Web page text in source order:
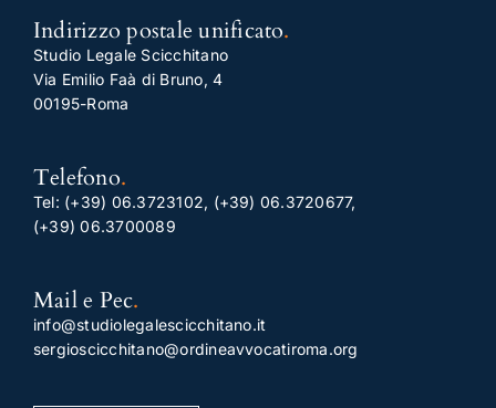
Indirizzo postale unificato.
Studio Legale Scicchitano
Via Emilio Faà di Bruno, 4
00195-Roma
Telefono.
Tel: (+39) 06.3723102, (+39) 06.3720677,
(+39) 06.3700089
Mail e Pec.
info@studiolegalescicchitano.it
sergioscicchitano@ordineavvocatiroma.org